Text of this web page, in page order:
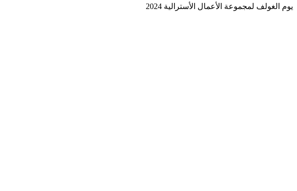
يوم الغولف لمجموعة الأعمال الأسترالية 2024